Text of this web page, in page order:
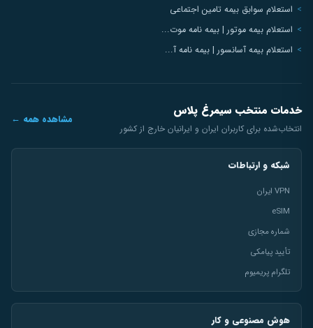
استعلام سوابق بیمه تامین اجتماعی
استعلام بیمه موتور | بیمه نامه موت...
استعلام بیمه آسانسور | بیمه نامه آ...
خدمات منتخب سیمرغ پلاس
انتخاب‌شده برای کاربران ایران و ایرانیان خارج از کشور
مشاهده همه ←
شبکه و ارتباطات
VPN ایران
eSIM
شماره مجازی
تأیید پیامکی
تلگرام پریمیوم
هوش مصنوعی و کار